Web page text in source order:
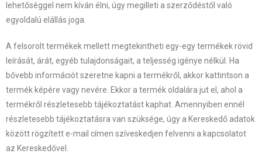
lehetőséggel nem kíván élni, úgy megilleti a szerződéstől való
egyoldalú elállás joga.
A felsorolt termékek mellett megtekintheti egy-egy termékek rövid
leírását, árát, egyéb tulajdonságait, a teljesség igénye nélkül. Ha
bővebb információt szeretne kapni a termékről, akkor kattintson a
termék képére vagy nevére. Ekkor a termék oldalára jut el, ahol a
termékről részletesebb tájékoztatást kaphat. Amennyiben ennél
részletesebb tájékoztatásra van szüksége, úgy a Kereskedő adatok
között rögzített e-mail címen szíveskedjen felvenni a kapcsolatot
az Kereskedővel.